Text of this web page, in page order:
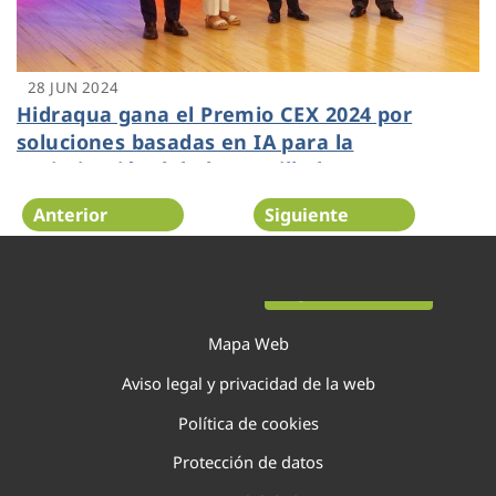
28 JUN 2024
Hidraqua gana el Premio CEX 2024 por
soluciones basadas en IA para la
optimización del alcantarillado
Anterior Siguiente
Mapa Web
Aviso legal y privacidad de la web
Política de cookies
Protección de datos